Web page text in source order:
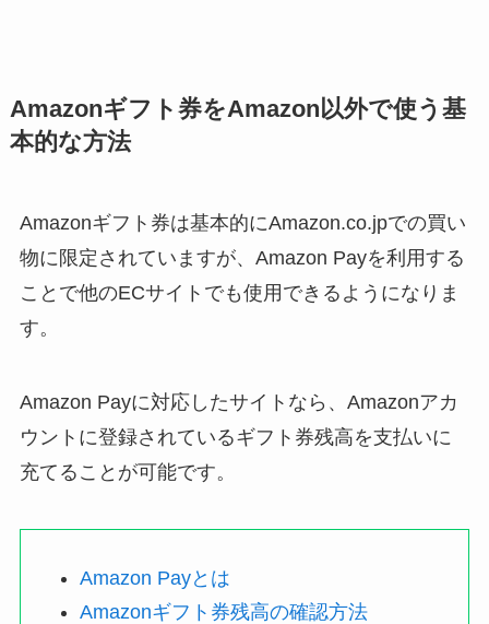
Amazonギフト券をAmazon以外で使う基
本的な方法
Amazonギフト券は基本的にAmazon.co.jpでの買い
物に限定されていますが、Amazon Payを利用する
ことで他のECサイトでも使用できるようになりま
す。
Amazon Payに対応したサイトなら、Amazonアカ
ウントに登録されているギフト券残高を支払いに
充てることが可能です。
Amazon Payとは
Amazonギフト券残高の確認方法